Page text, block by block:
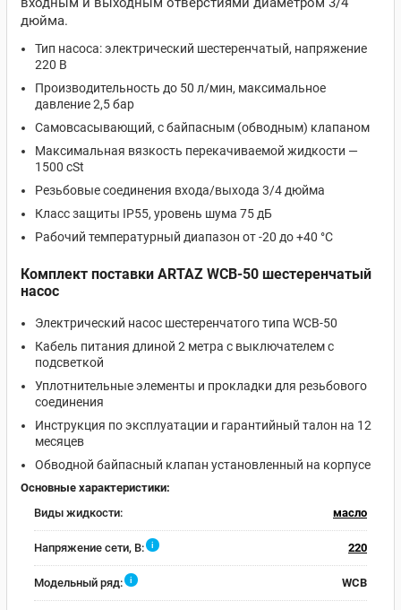
дюйма.
Тип насоса: электрический шестеренчатый, напряжение
220 В
Производительность до 50 л/мин, максимальное
давление 2,5 бар
Самовсасывающий, с байпасным (обводным) клапаном
Максимальная вязкость перекачиваемой жидкости —
1500 cSt
Резьбовые соединения входа/выхода 3/4 дюйма
Класс защиты IP55, уровень шума 75 дБ
Рабочий температурный диапазон от -20 до +40 °C
Комплект поставки ARTAZ WCB-50 шестеренчатый
насос
Электрический насос шестеренчатого типа WCB-50
Кабель питания длиной 2 метра с выключателем с
подсветкой
Уплотнительные элементы и прокладки для резьбового
соединения
Инструкция по эксплуатации и гарантийный талон на 12
месяцев
Обводной байпасный клапан установленный на корпусе
Основные характеристики:
Виды жидкости:
масло
Напряжение сети, В: i 220
Модельный ряд: i WCB